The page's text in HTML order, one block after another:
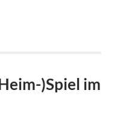
)Spiel im